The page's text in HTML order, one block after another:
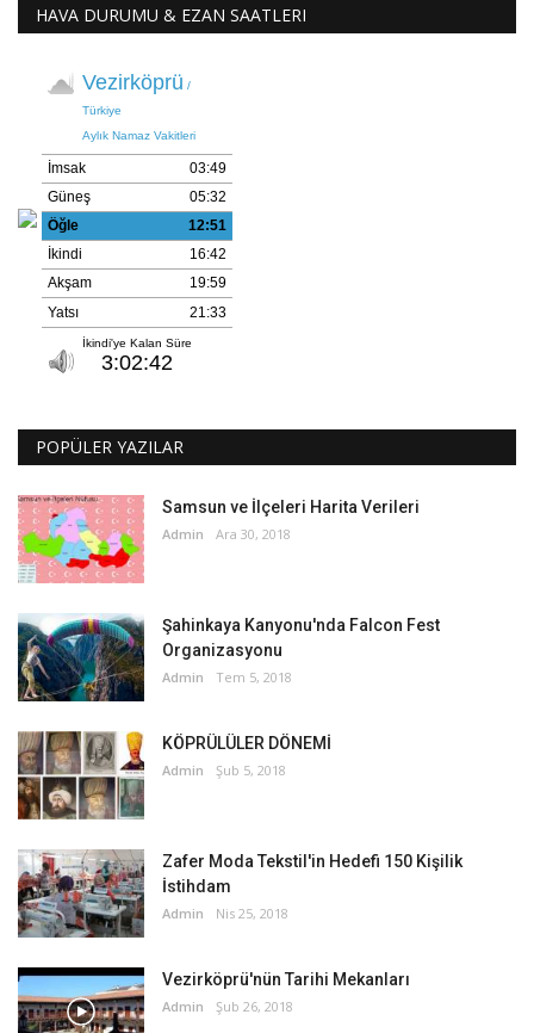
HAVA DURUMU & EZAN SAATLERI
POPÜLER YAZILAR
Samsun ve İlçeleri Harita Verileri
Admin Ara 30, 2018
Şahinkaya Kanyonu'nda Falcon Fest
Organizasyonu
Admin Tem 5, 2018
KÖPRÜLÜLER DÖNEMİ
Admin Şub 5, 2018
Zafer Moda Tekstil'in Hedefi 150 Kişilik
İstihdam
Admin Nis 25, 2018
Vezirköprü'nün Tarihi Mekanları
Admin Şub 26, 2018